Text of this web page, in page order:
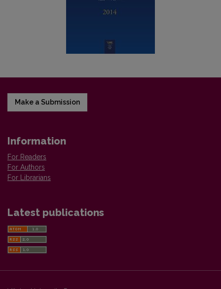
Make a Submission
Information
For Readers
For Authors
For Librarians
Latest publications